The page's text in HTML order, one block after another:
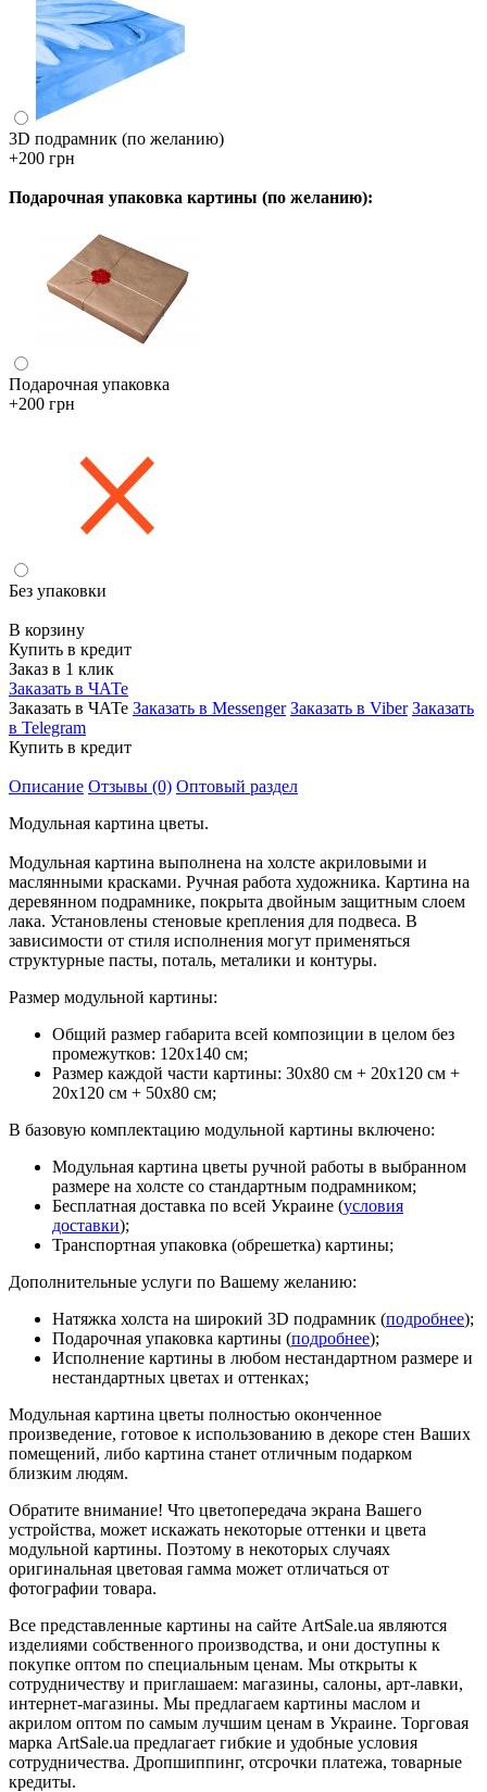
3D подрамник (по желанию)
+200 грн
Подарочная упаковка картины (по желанию):
Подарочная упаковка
+200 грн
Без упаковки
В корзину
Купить в кредит
Заказ в 1 клик
Заказать в ЧАТе
Заказать в ЧАТе Заказать в Messenger Заказать в Viber Заказать
в Telegram
Купить в кредит
Описание Отзывы (0) Оптовый раздел
Модульная картина цветы.
Модульная картина выполнена на холсте акриловыми и
маслянными красками. Ручная работа художника. Картина на
деревянном подрамнике, покрыта двойным защитным слоем
лака. Установлены стеновые крепления для подвеса. В
зависимости от стиля исполнения могут применяться
структурные пасты, поталь, металики и контуры.
Размер модульной картины:
Общий размер габарита всей композиции в целом без
промежутков: 120х140 см;
Размер каждой части картины: 30х80 см + 20х120 см +
20х120 см + 50х80 см;
В базовую комплектацию модульной картины включено:
Модульная картина цветы ручной работы в выбранном
размере на холсте со стандартным подрамником;
Бесплатная доставка по всей Украине (условия
доставки);
Транспортная упаковка (обрешетка) картины;
Дополнительные услуги по Вашему желанию:
Натяжка холста на широкий 3D подрамник (подробнее);
Подарочная упаковка картины (подробнее);
Исполнение картины в любом нестандартном размере и
нестандартных цветах и оттенках;
Модульная картина цветы полностью оконченное
произведение, готовое к использованию в декоре стен Ваших
помещений, либо картина станет отличным подарком
близким людям.
Обратите внимание! Что цветопередача экрана Вашего
устройства, может искажать некоторые оттенки и цвета
модульной картины. Поэтому в некоторых случаях
оригинальная цветовая гамма может отличаться от
фотографии товара.
Все представленные картины на сайте ArtSale.ua являются
изделиями собственного производства, и они доступны к
покупке оптом по специальным ценам. Мы открыты к
сотрудничеству и приглашаем: магазины, салоны, арт-лавки,
интернет-магазины. Мы предлагаем картины маслом и
акрилом оптом по самым лучшим ценам в Украине. Торговая
марка ArtSale.ua предлагает гибкие и удобные условия
сотрудничества. Дропшиппинг, отсрочки платежа, товарные
кредиты.